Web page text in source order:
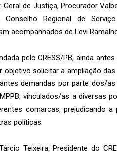
de Justiça, Procurador
Conselho Regional de
acompanhados de Levi
pelo CRESS/PB, ainda
objetivo solicitar a ampliação
demandas por parte dos/
vinculados/as a diversas
comarcas, prejudicando
políticas.
Teixeira, Presidente do